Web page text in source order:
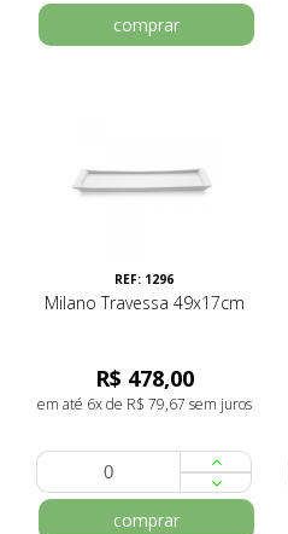
comprar
REF: 1296
Milano Travessa 49x17cm
R$ 478,00
em até 6x de R$ 79,67 sem juros
comprar